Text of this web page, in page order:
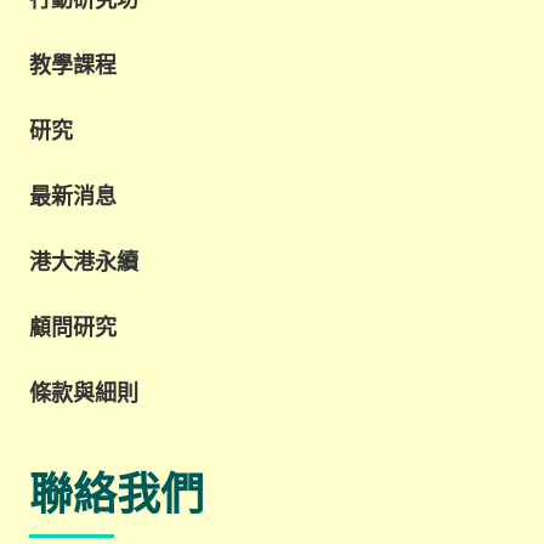
教學課程
研究
最新消息
港大港永續
顧問研究
條款與細則
聯絡我們